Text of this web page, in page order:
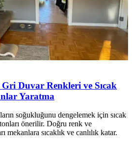
Duvar Renkleri ve Sıcak
Yaratma
soğukluğunu dengelemek için sıcak
önerilir. Doğru renk ve
mekanlara sıcaklık ve canlılık katar.